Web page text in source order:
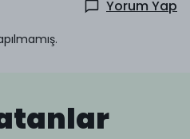
Yorum Yap